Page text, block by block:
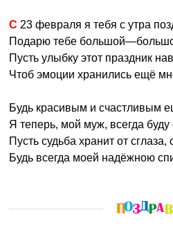
С 23 февраля я тебя с утра
Подарю тебе
Пусть улыбку этот праздник
Чтоб эмоции хранились ещё
Будь красивым и счастливым
Я теперь, мой муж, всегда буду
Пусть судьба хранит от
Будь всегда моей надёжною